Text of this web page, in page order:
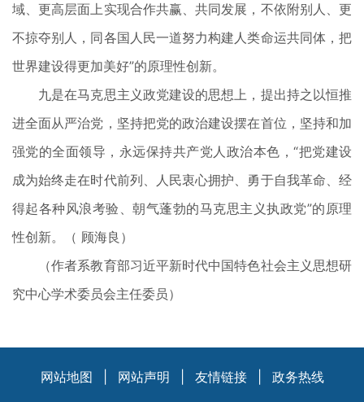
域、更高层面上实现合作共赢、共同发展，不依附别人、更
不掠夺别人，同各国人民一道努力构建人类命运共同体，把
世界建设得更加美好”的原理性创新。
九是在马克思主义政党建设的思想上，提出持之以恒推
进全面从严治党，坚持把党的政治建设摆在首位，坚持和加
强党的全面领导，永远保持共产党人政治本色，“把党建设
成为始终走在时代前列、人民衷心拥护、勇于自我革命、经
得起各种风浪考验、朝气蓬勃的马克思主义执政党”的原理
性创新。（ 顾海良）
（作者系教育部习近平新时代中国特色社会主义思想研
究中心学术委员会主任委员）
网站地图 网站声明 友情链接 政务热线